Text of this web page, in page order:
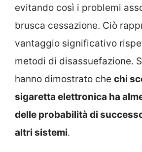
evitando così i problemi
brusca cessazione. Ciò
vantaggio significativo
metodi di disassuefazione.
hanno dimostrato che chi
sigaretta elettronica ha
delle probabilità di
altri sistemi.